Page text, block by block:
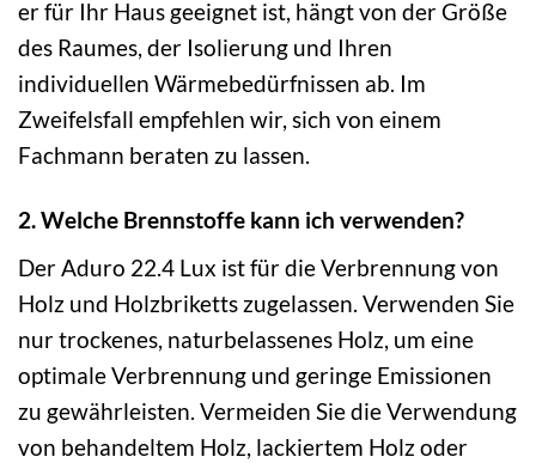
er für Ihr Haus geeignet ist, hängt von der Größe
des Raumes, der Isolierung und Ihren
individuellen Wärmebedürfnissen ab. Im
Zweifelsfall empfehlen wir, sich von einem
Fachmann beraten zu lassen.
2. Welche Brennstoffe kann ich verwenden?
Der Aduro 22.4 Lux ist für die Verbrennung von
Holz und Holzbriketts zugelassen. Verwenden Sie
nur trockenes, naturbelassenes Holz, um eine
optimale Verbrennung und geringe Emissionen
zu gewährleisten. Vermeiden Sie die Verwendung
von behandeltem Holz, lackiertem Holz oder